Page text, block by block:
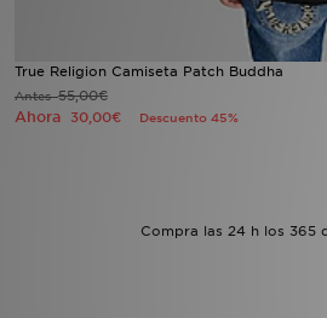
True Religion Camiseta Patch Buddha
Antes55,00€
Ahora 30,00€ Descuento 45%
Compra las 24 h los 365